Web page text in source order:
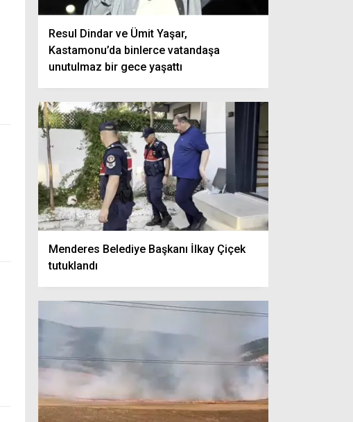
Resul Dindar ve Ümit Yaşar,
Kastamonu’da binlerce vatandaşa
unutulmaz bir gece yaşattı
Menderes Belediye Başkanı İlkay Çiçek
tutuklandı